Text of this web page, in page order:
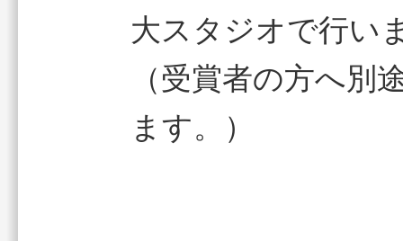
大スタジオで行い
（受賞者の方へ別
ます。）